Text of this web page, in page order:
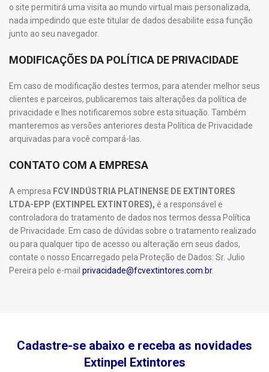
o site permitirá uma visita ao mundo virtual mais personalizada,
nada impedindo que este titular de dados desabilite essa função
junto ao seu navegador.
MODIFICAÇÕES DA POLÍTICA DE PRIVACIDADE
Em caso de modificação destes termos, para atender melhor seus
clientes e parceiros, publicaremos tais alterações da política de
privacidade e lhes notificaremos sobre esta situação. Também
manteremos as versões anteriores desta Política de Privacidade
arquivadas para você compará-las.
CONTATO COM A EMPRESA
A empresa FCV INDÚSTRIA PLATINENSE DE EXTINTORES
LTDA-EPP (EXTINPEL EXTINTORES), é a responsável e
controladora do tratamento de dados nos termos dessa Política
de Privacidade. Em caso de dúvidas sobre o tratamento realizado
ou para qualquer tipo de acesso ou alteração em seus dados,
contate o nosso Encarregado pela Proteção de Dados: Sr. Julio
Pereira pelo e-mail privacidade@fcvextintores.com.br.
Cadastre-se abaixo e receba as novidades
Extinpel Extintores